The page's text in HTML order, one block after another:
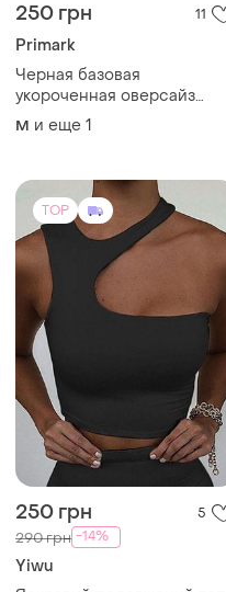
250 грн 11
Primark
Черная базовая
укороченная оверсайз
футболка свободная,
удобная трендовая primark
M и еще 1
TOP
250 грн 5
290 грн -14%
Yiwu